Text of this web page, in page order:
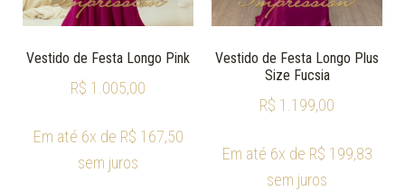
Vestido de Festa Longo Pink
R$ 1.005,00
Em até 6x de R$ 167,50
sem juros
Vestido de Festa Longo Plus
Size Fucsia
R$ 1.199,00
Em até 6x de R$ 199,83
sem juros